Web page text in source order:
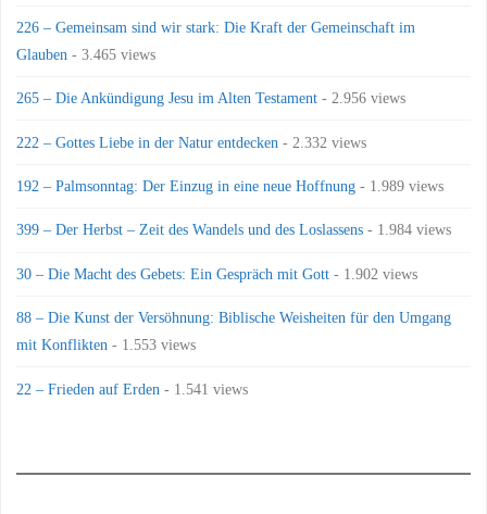
226 – Gemeinsam sind wir stark: Die Kraft der Gemeinschaft im
Glauben - 3.465 views
265 – Die Ankündigung Jesu im Alten Testament - 2.956 views
222 – Gottes Liebe in der Natur entdecken - 2.332 views
192 – Palmsonntag: Der Einzug in eine neue Hoffnung - 1.989 views
399 – Der Herbst – Zeit des Wandels und des Loslassens - 1.984 views
30 – Die Macht des Gebets: Ein Gespräch mit Gott - 1.902 views
88 – Die Kunst der Versöhnung: Biblische Weisheiten für den Umgang
mit Konflikten - 1.553 views
22 – Frieden auf Erden - 1.541 views